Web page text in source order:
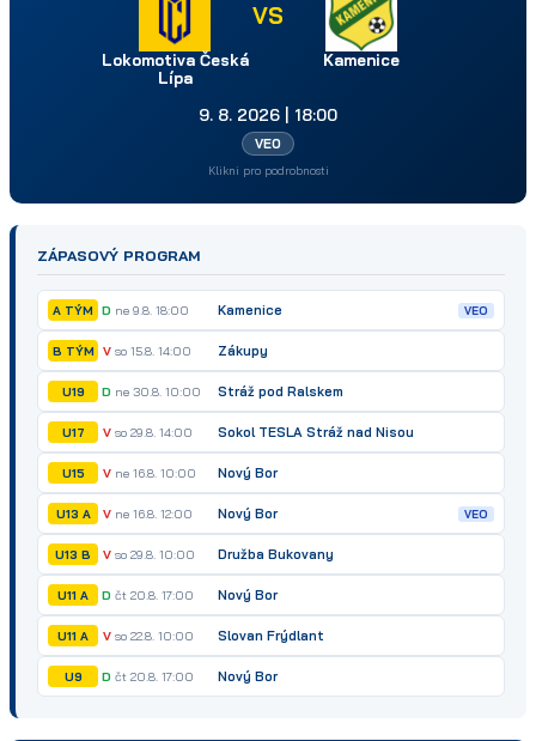
Lokomotiva Česká
Lípa
VS
Kamenice
9. 8. 2026 | 18:00
VEO
Klikni pro podrobnosti
ZÁPASOVÝ PROGRAM
A TÝM D ne 9.8. 18:00 Kamenice VEO
B TÝM V so 15.8. 14:00 Zákupy
U19 D ne 30.8. 10:00 Stráž pod Ralskem
U17 V so 29.8. 14:00 Sokol TESLA Stráž nad Nisou
U15 V ne 16.8. 10:00 Nový Bor
U13 A V ne 16.8. 12:00 Nový Bor VEO
U13 B V so 29.8. 10:00 Družba Bukovany
U11 A D čt 20.8. 17:00 Nový Bor
U11 A V so 22.8. 10:00 Slovan Frýdlant
U9 D čt 20.8. 17:00 Nový Bor